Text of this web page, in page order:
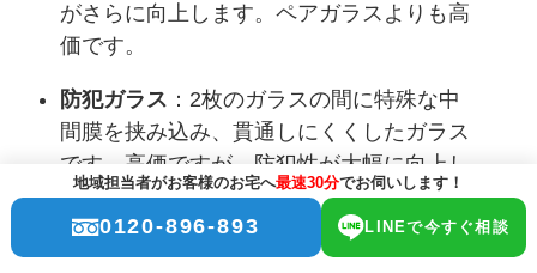
がさらに向上します。ペアガラスよりも高
価です。
防犯ガラス ：2枚のガラスの間に特殊な中
間膜を挟み込み、貫通しにくくしたガラス
です。高価ですが、防犯性が大幅に向上し
ます。
：異なる厚みのガラスを組み合
地域担当者がお客様のお宅へ最速30分でお伺いします！
0120-896-893 LINEで今すぐ相談